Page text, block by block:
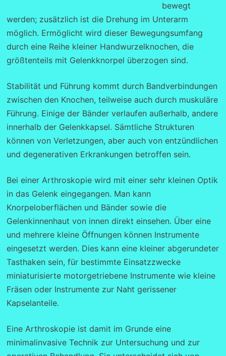
bewegt
werden; zusätzlich ist die Drehung im Unterarm
möglich. Ermöglicht wird dieser Bewegungsumfang
durch eine Reihe kleiner Handwurzelknochen, die
größtenteils mit Gelenkknorpel überzogen sind.
Stabilität und Führung kommt durch Bandverbindungen
zwischen den Knochen, teilweise auch durch muskuläre
Führung. Einige der Bänder verlaufen außerhalb, andere
innerhalb der Gelenkkapsel. Sämtliche Strukturen
können von Verletzungen, aber auch von entzündlichen
und degenerativen Erkrankungen betroffen sein.
Bei einer Arthroskopie wird mit einer sehr kleinen Optik
in das Gelenk eingegangen. Man kann
Knorpeloberflächen und Bänder sowie die
Gelenkinnenhaut von innen direkt einsehen. Über eine
und mehrere kleine Öffnungen können Instrumente
eingesetzt werden. Dies kann eine kleiner abgerundeter
Tasthaken sein, für bestimmte Einsatzzwecke
miniaturisierte motorgetriebene Instrumente wie kleine
Fräsen oder Instrumente zur Naht gerissener
Kapselanteile.
Eine Arthroskopie ist damit im Grunde eine
minimalinvasive Technik zur Untersuchung und zur